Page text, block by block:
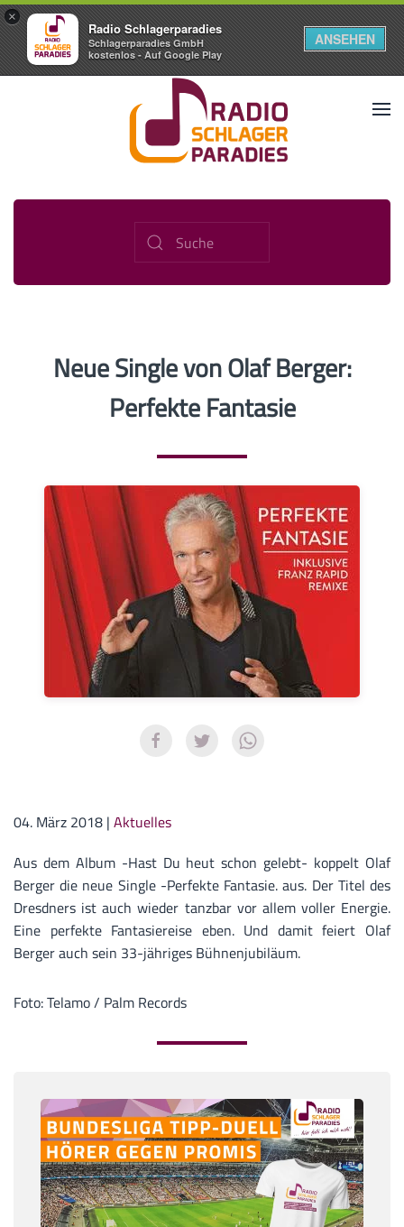
×
Radio Schlagerparadies
Schlagerparadies GmbH
kostenlos - Auf Google Play
ANSEHEN
Neue Single von Olaf Berger:
Perfekte Fantasie
04. März 2018 | Aktuelles
Aus dem Album -Hast Du heut schon gelebt- koppelt Olaf
Berger die neue Single -Perfekte Fantasie. aus. Der Titel des
Dresdners ist auch wieder tanzbar vor allem voller Energie.
Eine perfekte Fantasiereise eben. Und damit feiert Olaf
Berger auch sein 33-jähriges Bühnenjubiläum.
Foto: Telamo / Palm Records